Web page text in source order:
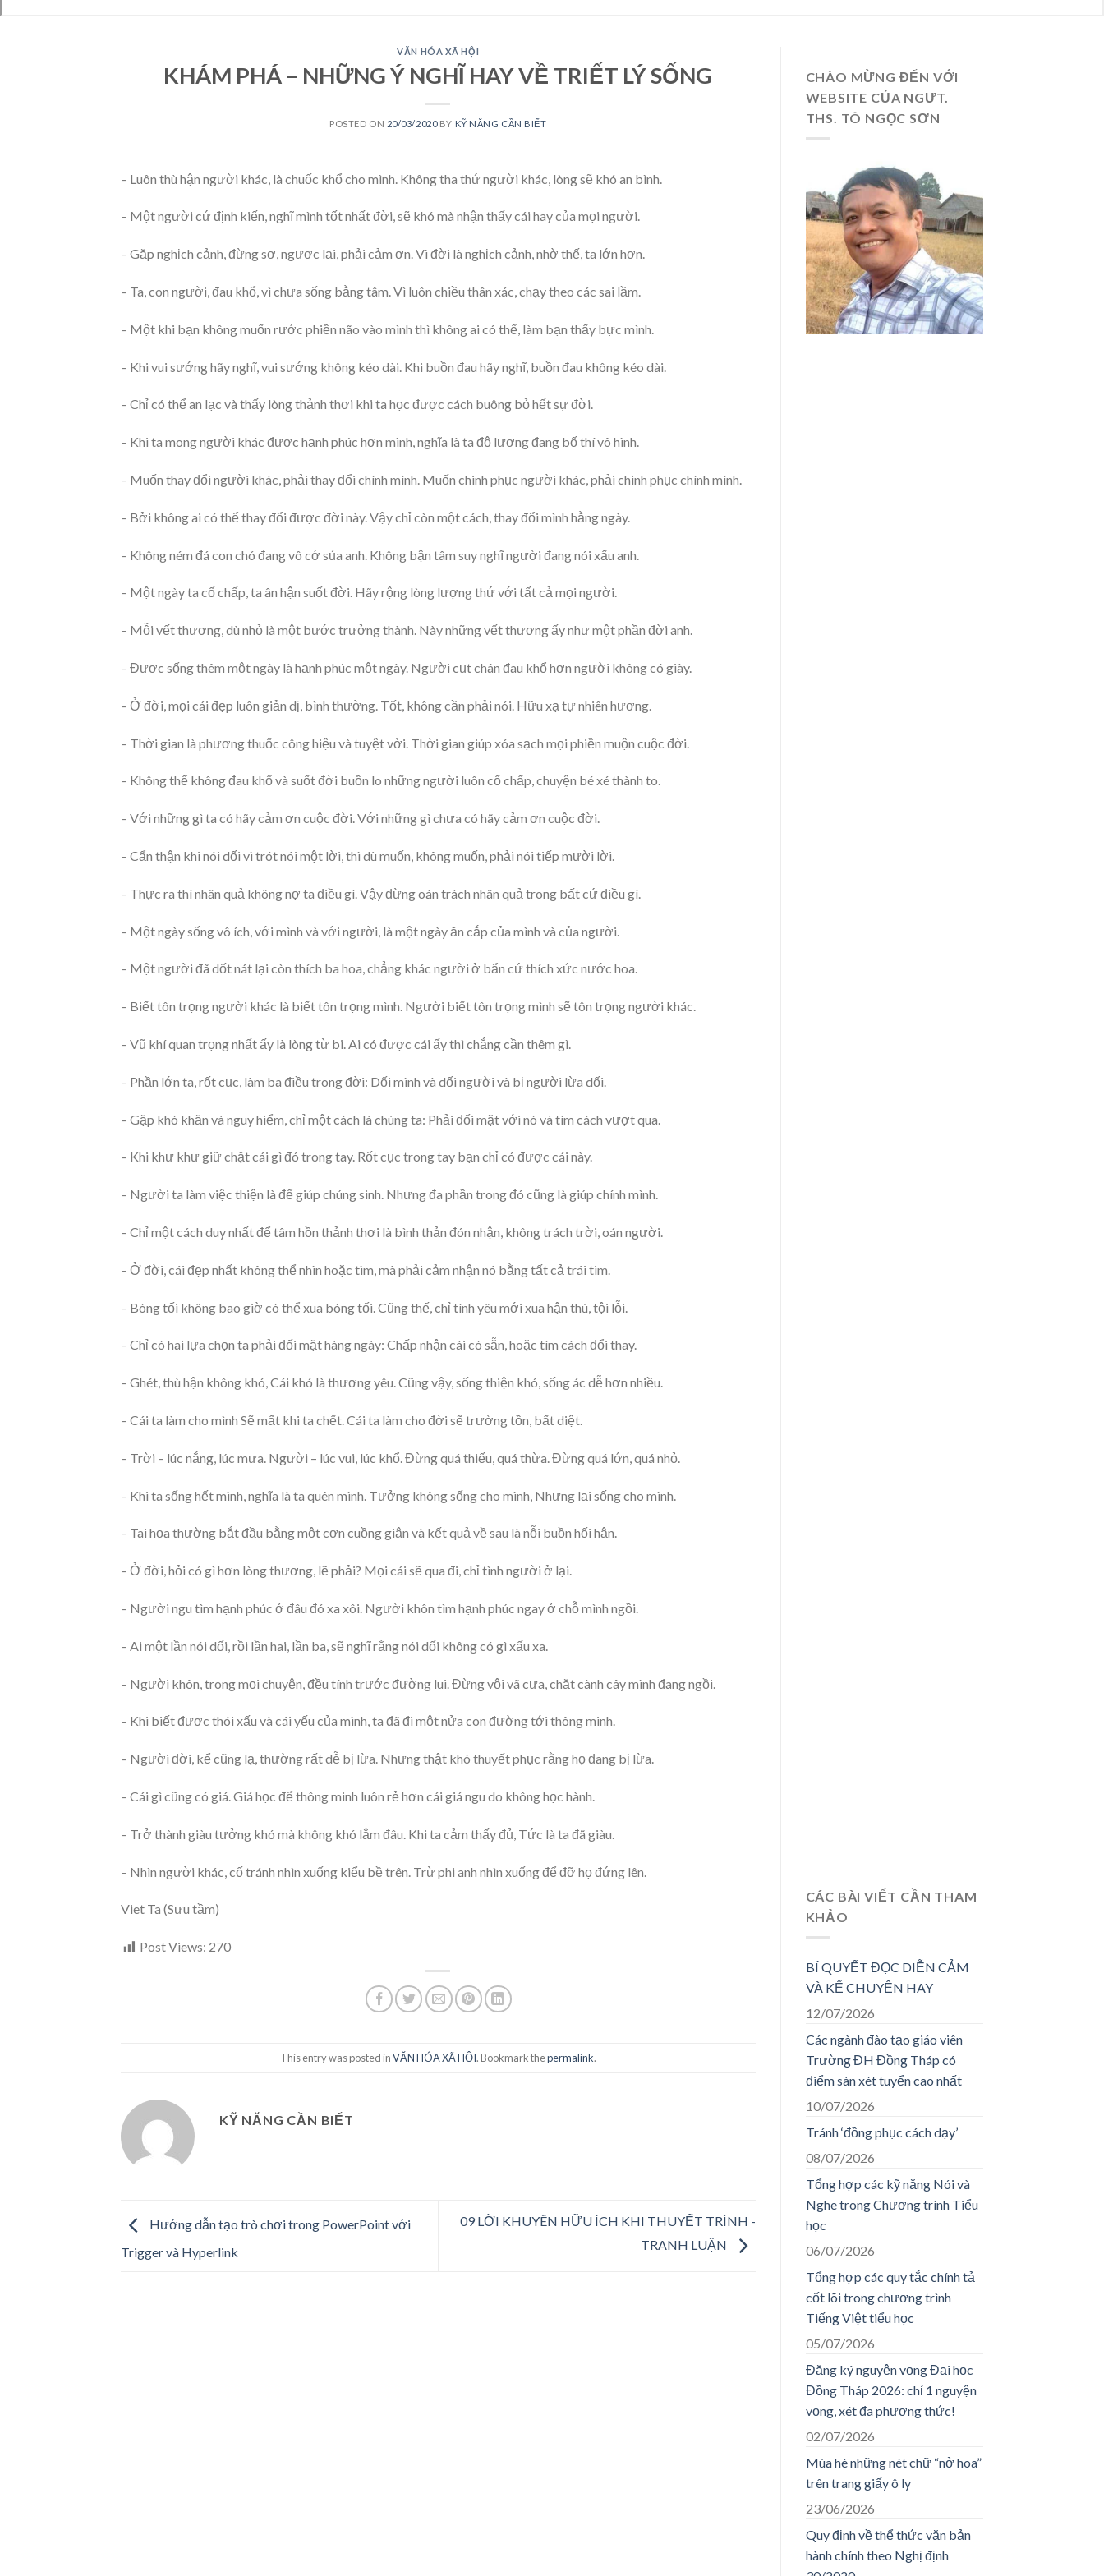
VĂN HÓA XÃ HỘI
KHÁM PHÁ – NHỮNG Ý NGHĨ HAY VỀ TRIẾT LÝ SỐNG
POSTED ON 20/03/2020BY KỸ NĂNG CẦN BIẾT
– Luôn thù hận người khác, là chuốc khổ cho mình. Không tha thứ người khác, lòng sẽ khó an bình.
– Một người cứ định kiến, nghĩ mình tốt nhất đời, sẽ khó mà nhận thấy cái hay của mọi người.
– Gặp nghịch cảnh, đừng sợ, ngược lại, phải cảm ơn. Vì đời là nghịch cảnh, nhờ thế, ta lớn hơn.
– Ta, con người, đau khổ, vì chưa sống bằng tâm. Vì luôn chiều thân xác, chạy theo các sai lầm.
– Một khi bạn không muốn rước phiền não vào mình thì không ai có thể, làm bạn thấy bực mình.
– Khi vui sướng hãy nghĩ, vui sướng không kéo dài. Khi buồn đau hãy nghĩ, buồn đau không kéo dài.
– Chỉ có thể an lạc và thấy lòng thảnh thơi khi ta học được cách buông bỏ hết sự đời.
– Khi ta mong người khác được hạnh phúc hơn mình, nghĩa là ta độ lượng đang bố thí vô hình.
– Muốn thay đổi người khác, phải thay đổi chính mình. Muốn chinh phục người khác, phải chinh phục chính mình.
– Bởi không ai có thể thay đổi được đời này. Vậy chỉ còn một cách, thay đổi mình hằng ngày.
– Không ném đá con chó đang vô cớ sủa anh. Không bận tâm suy nghĩ người đang nói xấu anh.
– Một ngày ta cố chấp, ta ân hận suốt đời. Hãy rộng lòng lượng thứ với tất cả mọi người.
– Mỗi vết thương, dù nhỏ là một bước trưởng thành. Này những vết thương ấy như một phần đời anh.
– Được sống thêm một ngày là hạnh phúc một ngày. Người cụt chân đau khổ hơn người không có giày.
– Ở đời, mọi cái đẹp luôn giản dị, bình thường. Tốt, không cần phải nói. Hữu xạ tự nhiên hương.
– Thời gian là phương thuốc công hiệu và tuyệt vời. Thời gian giúp xóa sạch mọi phiền muộn cuộc đời.
– Không thể không đau khổ và suốt đời buồn lo những người luôn cố chấp, chuyện bé xé thành to.
– Với những gì ta có hãy cảm ơn cuộc đời. Với những gì chưa có hãy cảm ơn cuộc đời.
– Cẩn thận khi nói dối vì trót nói một lời, thì dù muốn, không muốn, phải nói tiếp mười lời.
– Thực ra thì nhân quả không nợ ta điều gì. Vậy đừng oán trách nhân quả trong bất cứ điều gì.
– Một ngày sống vô ích, với mình và với người, là một ngày ăn cắp của mình và của người.
– Một người đã dốt nát lại còn thích ba hoa, chẳng khác người ở bẩn cứ thích xức nước hoa.
– Biết tôn trọng người khác là biết tôn trọng mình. Người biết tôn trọng mình sẽ tôn trọng người khác.
– Vũ khí quan trọng nhất ấy là lòng từ bi. Ai có được cái ấy thì chẳng cần thêm gì.
– Phần lớn ta, rốt cục, làm ba điều trong đời: Dối mình và dối người và bị người lừa dối.
– Gặp khó khăn và nguy hiểm, chỉ một cách là chúng ta: Phải đối mặt với nó và tìm cách vượt qua.
– Khi khư khư giữ chặt cái gì đó trong tay. Rốt cục trong tay bạn chỉ có được cái này.
– Người ta làm việc thiện là để giúp chúng sinh. Nhưng đa phần trong đó cũng là giúp chính mình.
– Chỉ một cách duy nhất để tâm hồn thảnh thơi là bình thản đón nhận, không trách trời, oán người.
– Ở đời, cái đẹp nhất không thể nhìn hoặc tìm, mà phải cảm nhận nó bằng tất cả trái tim.
– Bóng tối không bao giờ có thể xua bóng tối. Cũng thế, chỉ tình yêu mới xua hận thù, tội lỗi.
– Chỉ có hai lựa chọn ta phải đối mặt hàng ngày: Chấp nhận cái có sẵn, hoặc tìm cách đổi thay.
– Ghét, thù hận không khó, Cái khó là thương yêu. Cũng vậy, sống thiện khó, sống ác dễ hơn nhiều.
– Cái ta làm cho mình Sẽ mất khi ta chết. Cái ta làm cho đời sẽ trường tồn, bất diệt.
– Trời – lúc nắng, lúc mưa. Người – lúc vui, lúc khổ. Đừng quá thiếu, quá thừa. Đừng quá lớn, quá nhỏ.
– Khi ta sống hết mình, nghĩa là ta quên mình. Tưởng không sống cho mình, Nhưng lại sống cho mình.
– Tai họa thường bắt đầu bằng một cơn cuồng giận và kết quả về sau là nỗi buồn hối hận.
– Ở đời, hỏi có gì hơn lòng thương, lẽ phải? Mọi cái sẽ qua đi, chỉ tình người ở lại.
– Người ngu tìm hạnh phúc ở đâu đó xa xôi. Người khôn tìm hạnh phúc ngay ở chỗ mình ngồi.
– Ai một lần nói dối, rồi lần hai, lần ba, sẽ nghĩ rằng nói dối không có gì xấu xa.
– Người khôn, trong mọi chuyện, đều tính trước đường lui. Đừng vội vã cưa, chặt cành cây mình đang ngồi.
– Khi biết được thói xấu và cái yếu của mình, ta đã đi một nửa con đường tới thông minh.
– Người đời, kể cũng lạ, thường rất dễ bị lừa. Nhưng thật khó thuyết phục rằng họ đang bị lừa.
– Cái gì cũng có giá. Giá học để thông minh luôn rẻ hơn cái giá ngu do không học hành.
– Trở thành giàu tưởng khó mà không khó lắm đâu. Khi ta cảm thấy đủ, Tức là ta đã giàu.
– Nhìn người khác, cố tránh nhìn xuống kiểu bề trên. Trừ phi anh nhìn xuống để đỡ họ đứng lên.
Viet Ta (Sưu tầm)
Post Views: 270
This entry was posted inVĂN HÓA XÃ HỘI. Bookmark thepermalink.
KỸ NĂNG CẦN BIẾT
Hướng dẫn tạo trò chơi trong PowerPoint với
Trigger và Hyperlink
09 LỜI KHUYÊN HỮU ÍCH KHI THUYẾT TRÌNH -
TRANH LUẬN
CHÀO MỪNG ĐẾN VỚI
WEBSITE CỦA NGƯT.
THS. TÔ NGỌC SƠN
CÁC BÀI VIẾT CẦN THAM
KHẢO
BÍ QUYẾT ĐỌC DIỄN CẢM
VÀ KỂ CHUYỆN HAY
12/07/2026
Các ngành đào tạo giáo viên
Trường ĐH Đồng Tháp có
điểm sàn xét tuyển cao nhất
10/07/2026
Tránh ‘đồng phục cách dạy’
08/07/2026
Tổng hợp các kỹ năng Nói và
Nghe trong Chương trình Tiểu
học
06/07/2026
Tổng hợp các quy tắc chính tả
cốt lõi trong chương trình
Tiếng Việt tiểu học
05/07/2026
Đăng ký nguyện vọng Đại học
Đồng Tháp 2026: chỉ 1 nguyện
vọng, xét đa phương thức!
02/07/2026
Mùa hè những nét chữ “nở hoa”
trên trang giấy ô ly
23/06/2026
Quy định về thể thức văn bản
hành chính theo Nghị định